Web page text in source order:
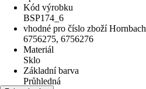
Kód výrobku
BSP174_6
vhodné pro číslo zboží Hornbach
6756275, 6756276
Materiál
Sklo
Základní barva
Průhledná